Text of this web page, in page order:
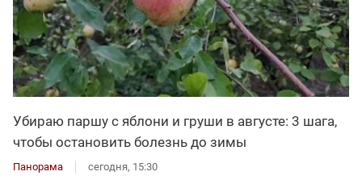
Убираю паршу с яблони и груши в августе: 3 шага,
чтобы остановить болезнь до зимы
Панорама сегодня, 15:30